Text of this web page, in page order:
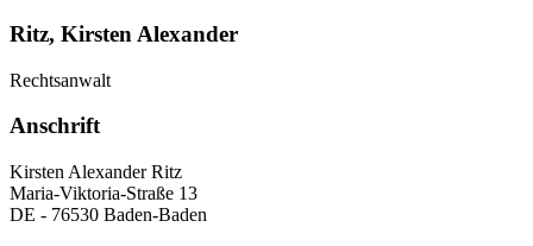
Ritz, Kirsten Alexander
Rechtsanwalt
Anschrift
Kirsten Alexander Ritz
Maria-Viktoria-Straße 13
DE - 76530 Baden-Baden